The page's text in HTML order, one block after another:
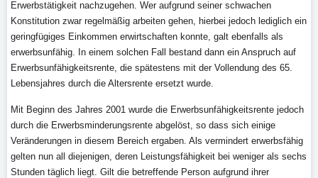
Erwerbstätigkeit nachzugehen. Wer aufgrund seiner schwachen
Konstitution zwar regelmäßig arbeiten gehen, hierbei jedoch lediglich ein
geringfügiges Einkommen erwirtschaften konnte, galt ebenfalls als
erwerbsunfähig. In einem solchen Fall bestand dann ein Anspruch auf
Erwerbsunfähigkeitsrente, die spätestens mit der Vollendung des 65.
Lebensjahres durch die Altersrente ersetzt wurde.
Mit Beginn des Jahres 2001 wurde die Erwerbsunfähigkeitsrente jedoch
durch die Erwerbsminderungsrente abgelöst, so dass sich einige
Veränderungen in diesem Bereich ergaben. Als vermindert erwerbsfähig
gelten nun all diejenigen, deren Leistungsfähigkeit bei weniger als sechs
Stunden täglich liegt. Gilt die betreffende Person aufgrund ihrer